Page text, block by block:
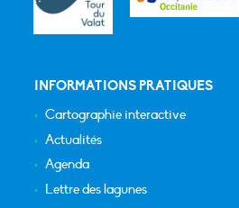
INFORMATIONS PRATIQUES
Cartographie interactive
Actualités
Agenda
Lettre des lagunes